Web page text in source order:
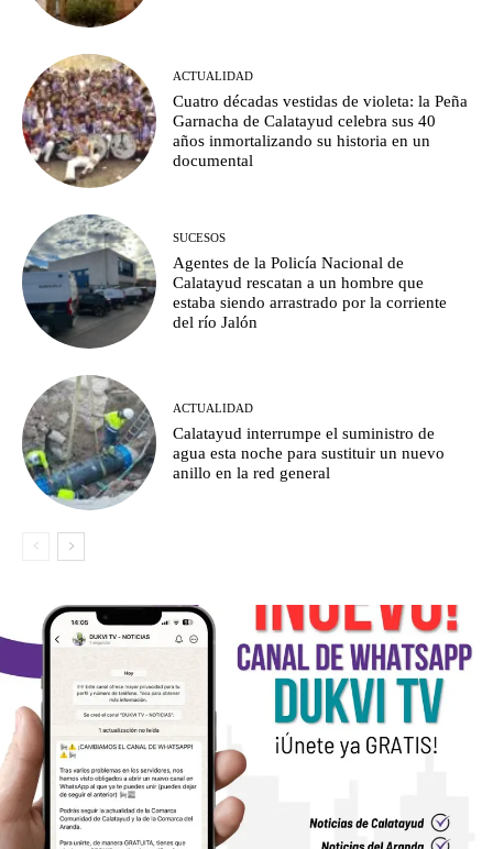
ACTUALIDAD
Cuatro décadas vestidas de violeta: la Peña
Garnacha de Calatayud celebra sus 40
años inmortalizando su historia en un
documental
SUCESOS
Agentes de la Policía Nacional de
Calatayud rescatan a un hombre que
estaba siendo arrastrado por la corriente
del río Jalón
ACTUALIDAD
Calatayud interrumpe el suministro de
agua esta noche para sustituir un nuevo
anillo en la red general